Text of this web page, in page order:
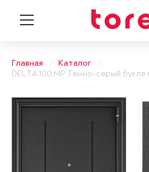
Главная
Каталог
DELTA 100 MP Темно-серый букле